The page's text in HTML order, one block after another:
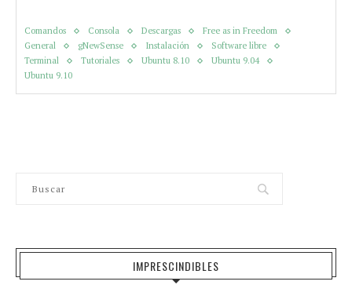
Comandos Consola Descargas
Free as in Freedom
General
gNewSense Instalación
Software libre
Terminal
Tutoriales Ubuntu 8.10
Ubuntu 9.04
Ubuntu 9.10
IMPRESCINDIBLES